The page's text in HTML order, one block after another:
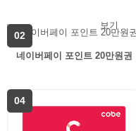
02
네이버페이 포인트 20만원권
04